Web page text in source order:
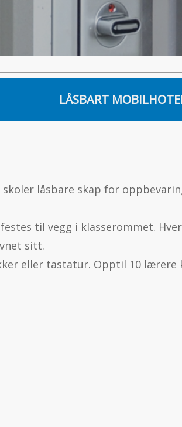
LÅSBART
låsbare skap for
til vegg i klasserommet. Hver
sitt.
eller tastatur. Opptil 10 lærere